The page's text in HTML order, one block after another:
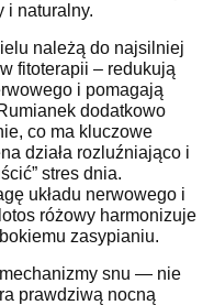
i naturalny.
należą do najsilniej
fitoterapii – redukują
i pomagają
dodatkowo
co ma kluczowe
działa rozluźniająco i
stres dnia.
układu nerwowego i
różowy harmonizuje
zasypianiu.
mechanizmy snu — nie
prawdziwą nocną